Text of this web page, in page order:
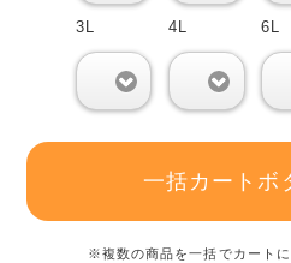
3L 4L 6L
一括カートボ
※複数の商品を一括でカートに